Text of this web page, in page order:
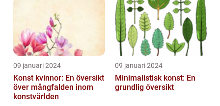
09 januari 2024
Konst kvinnor: En översikt
över mångfalden inom
konstvärlden
09 januari 2024
Minimalistisk konst: En
grundlig översikt